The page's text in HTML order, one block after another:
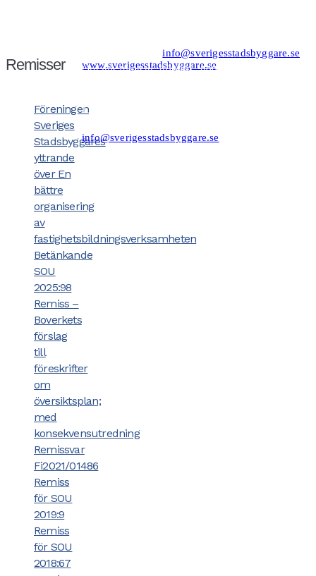
Remisser
Föreningen
Sveriges
Stadsbyggares
yttrande
över En
bättre
organisering
av
fastighetsbildningsverksamheten
Betänkande
SOU
2025:98
Remiss –
Boverkets
förslag
till
föreskrifter
om
översiktsplan;
med
konsekvensutredning
Remissvar
Fi2021/01486
Remiss
för SOU
2019:9
Remiss
för SOU
2018:67
Tel: 08−20 19 85info@sverigesstadsbyggare.se
www.sverigesstadsbyggare.se
Organisationsnr: 802001−8001
1172−6 IBAN: SE80 9500 0099 6034 0001 1726
info@sverigesstadsbyggare.se